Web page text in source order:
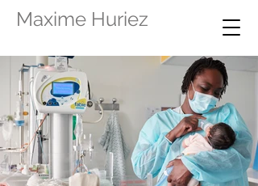
Maxime Huriez